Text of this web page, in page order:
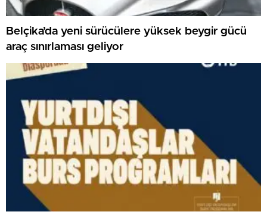
Belçika’da yeni sürücülere yüksek beygir gücü
araç sınırlaması geliyor